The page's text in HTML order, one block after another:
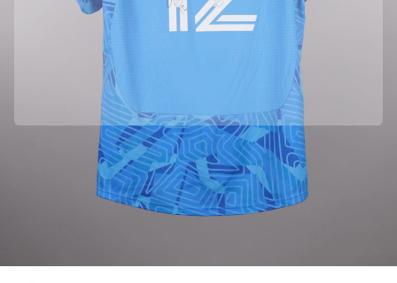
サッカーをすべて見る
パリ・サンジェルマン
FCバイエルン・ミュンヘン
すべてのチームを表示
2026年世界選手権
セリエA
Officially partnered with Major League Soccer (MLS)
We collected this product directly from Major League Soccer (MLS)
to ensure its authenticity.